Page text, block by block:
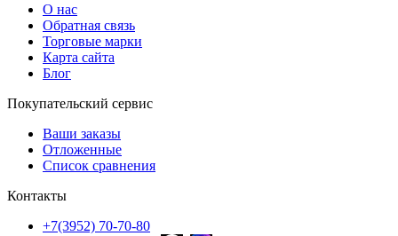
О нас
Обратная связь
Торговые марки
Карта сайта
Блог
Покупательский сервис
Ваши заказы
Отложенные
Список сравнения
Контакты
+7(3952) 70-70-80